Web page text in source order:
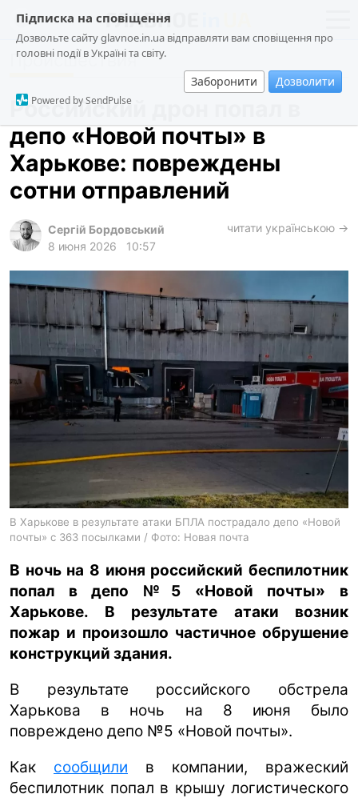
Підписка на сповіщення
Дозвольте сайту glavnoe.in.ua відправляти вам сповіщення про
головні події в Україні та світу.
Заборонити Дозволити
Powered by SendPulse
новости
о проекте
общество
происшествия
криминал
техно
архив
gambling
ru en
Происшествия
Российский дрон попал в
депо «Новой почты» в
Харькове: повреждены
сотни отправлений
Сергій Бордовський
8 июня 2026
10:57
читати українською →
В Харькове в результате атаки БПЛА пострадало депо «Новой
почты» с 363 посылками / Фото: Новая почта
В ночь на 8 июня российский беспилотник
попал в депо №5 «Новой почты» в
Харькове. В результате атаки возник
пожар и произошло частичное обрушение
конструкций здания.
В результате российского обстрела
Харькова в ночь на 8 июня было
повреждено депо №5 «Новой почты».
Как сообщили в компании, вражеский
беспилотник попал в крышу логистического